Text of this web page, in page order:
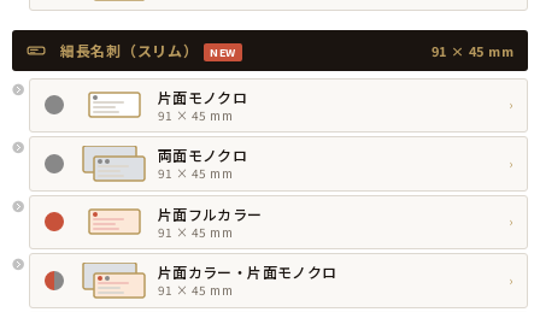
細長名刺（スリム） NEW 91 × 45 mm
片面モノクロ
91 × 45 mm
›
両面モノクロ
91 × 45 mm
›
片面フルカラー
91 × 45 mm
›
片面カラー・片面モノクロ
91 × 45 mm
›